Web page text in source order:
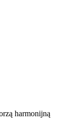
harmonijną